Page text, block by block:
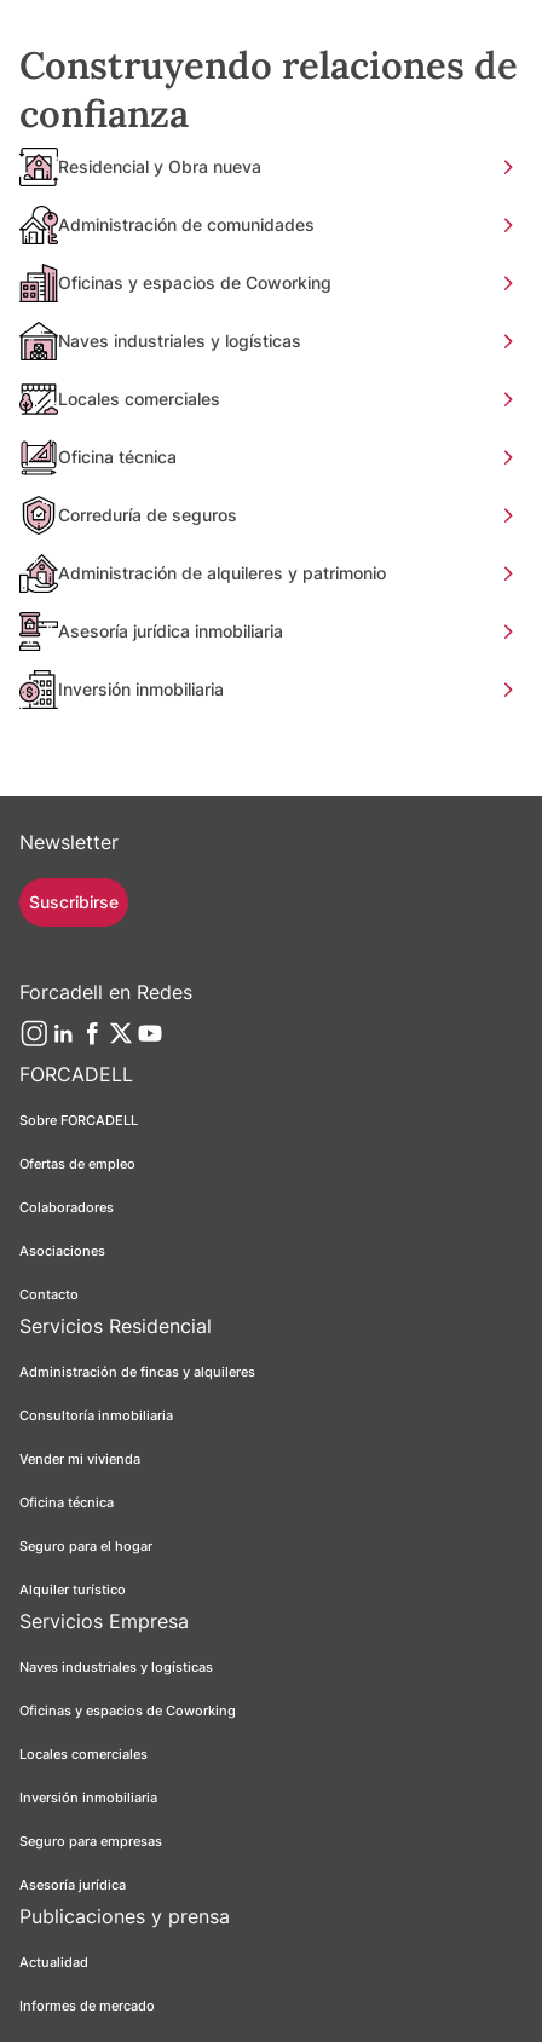
Construyendo relaciones de
confianza
Residencial y Obra nueva
Administración de comunidades
Oficinas y espacios de Coworking
Naves industriales y logísticas
Locales comerciales
Oficina técnica
Correduría de seguros
Administración de alquileres y patrimonio
Asesoría jurídica inmobiliaria
Inversión inmobiliaria
FORCADELL
Sobre FORCADELL
Ofertas de empleo
Colaboradores
Asociaciones
Contacto
Servicios Residencial
Administración de fincas y alquileres
Consultoría inmobiliaria
Vender mi vivienda
Oficina técnica
Seguro para el hogar
Alquiler turístico
Servicios Empresa
Naves industriales y logísticas
Oficinas y espacios de Coworking
Locales comerciales
Inversión inmobiliaria
Seguro para empresas
Asesoría jurídica
Publicaciones y prensa
Actualidad
Informes de mercado
Newsletter
Suscribirse
Forcadell en Redes